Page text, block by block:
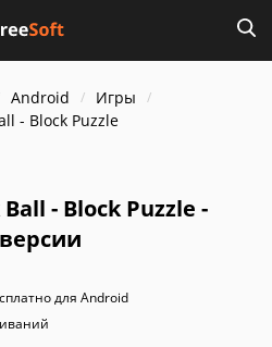
Android
Игры
- Block Puzzle
- Block Puzzle -
для Android